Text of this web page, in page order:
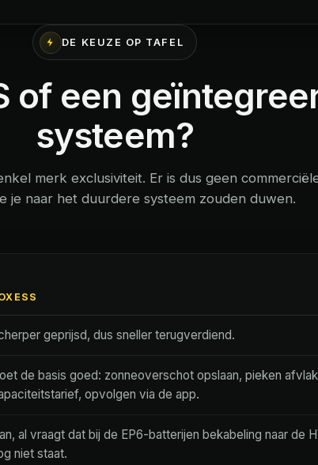
DE KEUZE OP TAFEL
of een
systeem?
merk exclusiviteit. Er is dus geen
je naar het duurdere systeem zouden duwen.
geprijsd, dus sneller terugverdiend.
de basis goed: zonneoverschot opslaan, pieken
opvolgen via de app.
al vraagt dat bij de EP6-batterijen bekabeling naar de
niet staat.